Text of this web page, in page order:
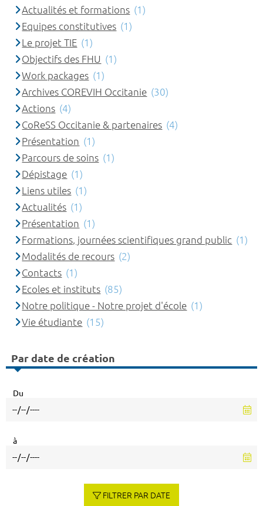
Actualités et formations (1)
Equipes constitutives (1)
Le projet TIE (1)
Objectifs des FHU (1)
Work packages (1)
Archives COREVIH Occitanie (30)
Actions (4)
CoReSS Occitanie & partenaires (4)
Présentation (1)
Parcours de soins (1)
Dépistage (1)
Liens utiles (1)
Actualités (1)
Présentation (1)
Formations, journées scientifiques grand public (1)
Modalités de recours (2)
Contacts (1)
Ecoles et instituts (85)
Notre politique - Notre projet d'école (1)
Vie étudiante (15)
Par date de création
Du
à
FILTRER PAR DATE